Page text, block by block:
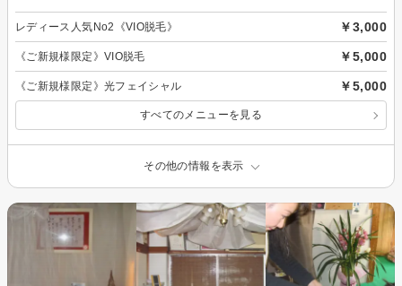
レディース人気No2《VIO脱毛》 ￥3,000
《ご新規様限定》VIO脱毛 ￥5,000
《ご新規様限定》光フェイシャル ￥5,000
すべてのメニューを見る
その他の情報を表示